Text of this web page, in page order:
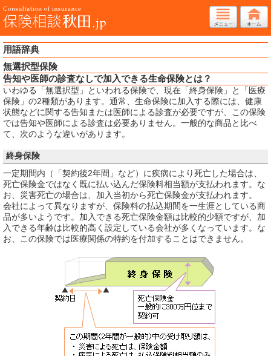
用語辞典
無選択型保険
告知や医師の診査なしで加入できる生命保険とは？
いわゆる「無選択型」といわれる保険で、現在「終身保険」と「医療
保険」の2種類があります。通常、生命保険に加入する際には、健康
状態などに関する告知または医師による診査が必要ですが、この保険
では告知や医師による診査は必要ありません。一般的な商品と比べ
て、次のような違いがあります。
終身保険
一定期間内（「契約後2年間」など）に疾病により死亡した場合は、
死亡保険金ではなく既に払い込んだ保険料相当額が支払われます。な
お、災害死亡の場合は、加入当初から死亡保険金が支払われます。
会社によって異なりますが、保険料の払込期間を一生涯としている商
品が多いようです。加入できる死亡保険金額は比較的少額ですが、加
入できる年齢は比較的高く設定している会社が多くなっています。な
お、この保険では医療関係の特約を付加することはできません。